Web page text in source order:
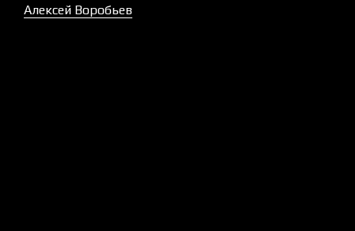
Алексей Воробьев